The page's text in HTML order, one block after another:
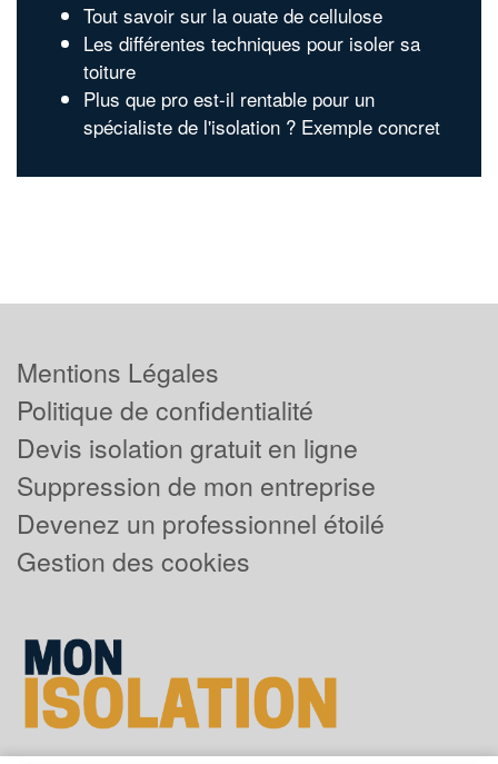
Tout savoir sur la ouate de cellulose
Les différentes techniques pour isoler sa
toiture
Plus que pro est-il rentable pour un
spécialiste de l'isolation ? Exemple concret
Mentions Légales
Politique de confidentialité
Devis isolation gratuit en ligne
Suppression de mon entreprise
Devenez un professionnel étoilé
Gestion des cookies